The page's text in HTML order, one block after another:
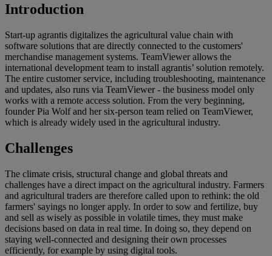
Introduction
Start-up agrantis digitalizes the agricultural value chain with
software solutions that are directly connected to the customers'
merchandise management systems. TeamViewer allows the
international development team to install agrantis’ solution remotely.
The entire customer service, including troubleshooting, maintenance
and updates, also runs via TeamViewer - the business model only
works with a remote access solution. From the very beginning,
founder Pia Wolf and her six-person team relied on TeamViewer,
which is already widely used in the agricultural industry.
Challenges
The climate crisis, structural change and global threats and
challenges have a direct impact on the agricultural industry. Farmers
and agricultural traders are therefore called upon to rethink: the old
farmers' sayings no longer apply. In order to sow and fertilize, buy
and sell as wisely as possible in volatile times, they must make
decisions based on data in real time. In doing so, they depend on
staying well-connected and designing their own processes
efficiently, for example by using digital tools.